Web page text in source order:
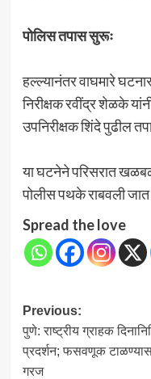
पोलिस तपास सुरूः
हल्ल्यानंतर वाघमारे
निरीक्षक रवींद्र शेळके
उपनिरीक्षक शिंदे पुढील
या घटनेने परिसरात
पोलीस पथके राबवली
Spread the love
Post
navigation
Previous:
पुणे: राष्ट्रीय ग्राहक
प्रदर्शन; फसवणूक
गरज